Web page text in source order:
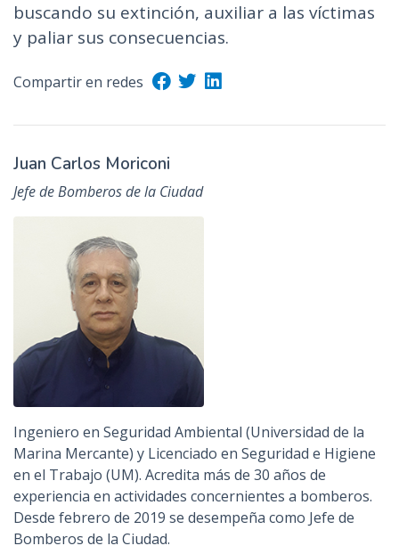
buscando su extinción, auxiliar a las víctimas
y paliar sus consecuencias.
Compartir en redes
Juan Carlos Moriconi
Jefe de Bomberos de la Ciudad
Ingeniero en Seguridad Ambiental (Universidad de la
Marina Mercante) y Licenciado en Seguridad e Higiene
en el Trabajo (UM). Acredita más de 30 años de
experiencia en actividades concernientes a bomberos.
Desde febrero de 2019 se desempeña como Jefe de
Bomberos de la Ciudad.